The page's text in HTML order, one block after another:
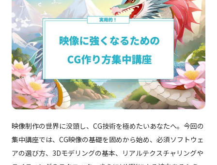
映像制作の世界に没頭し、CG技術を極めたいあなたへ。今回の
集中講座では、CG映像の基礎を固めから始め、必須ソフトウェ
アの選び方、3Dモデリングの基本、リアルテクスチャリングや
お知らせ
ブログ
3DCGのサイト制作はこちら
CG制作パートナー募集
会社概要
お問い合わせ